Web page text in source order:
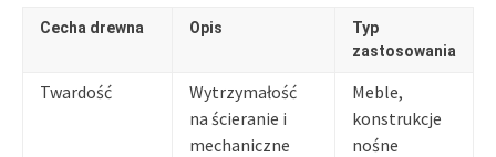
Cecha drewna Opis
Typ
zastosowania
Twardość
Wytrzymałość
na ścieranie i
mechaniczne
Meble,
konstrukcje
nośne